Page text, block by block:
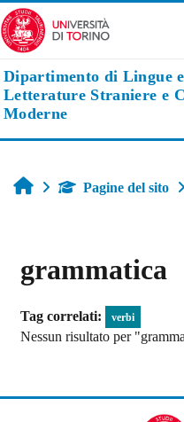
Vai al contenuto principale
Dipartimento di Lingue e
Letterature Straniere e
Moderne
HomePagine del sito
grammatica
Tag correlati: verbi
Nessun risultato per